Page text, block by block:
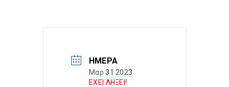
ΗΜΈΡΑ
Μαρ 31 2023
ΕΧΕΙ ΛΗΞΕΙ!